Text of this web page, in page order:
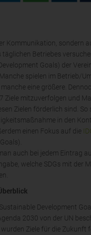
Kommunikation, sondern
täglichen Betriebes
Goals) der
spielen im Betrieb/
manche eine größere.
Ziele mitzuverfolgen und
Zielen förderlich sind. So
in den
einen Fokus auf die
auch bei jedem Eintrag
welche SDGs mit der
Development
2030 von der UN
Ziele für die Zukunft